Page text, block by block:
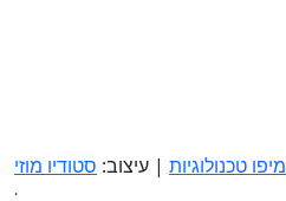
מיפו טכנולוגיות | עיצוב: סטודיו מוזי
.